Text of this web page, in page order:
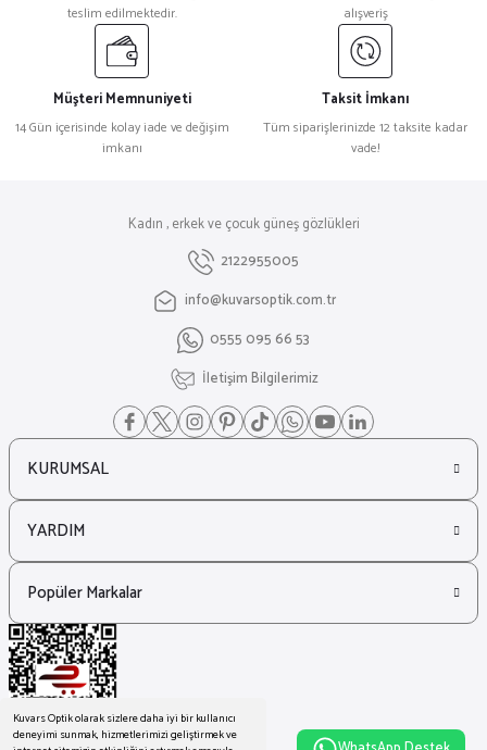
Kuvars Optik olarak sizlere daha iyi bir kullanıcı
deneyimi sunmak, hizmetlerimizi geliştirmek ve
%33
Saint Laurent SL 651 Kare Leopar Kadın Güneş Gözlüğü
Gucci Gg 1562S Metal Kadın Güneş Gözlüğü
teslim edilmektedir.
alışveriş
Müşteri Memnuniyeti
14 Gün içerisinde kolay iade ve değişim
imkanı
Taksit İmkanı
Tüm siparişlerinizde 12 taksite kadar
vade!
Kadın , erkek ve çocuk güneş gözlükleri
2122955005
info@kuvarsoptik.com.tr
0555 095 66 53
İletişim Bilgilerimiz
KURUMSAL
YARDIM
Popüler Markalar